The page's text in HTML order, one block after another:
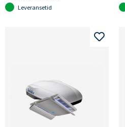
Leveransetid